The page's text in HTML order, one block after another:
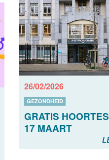
26/02/2026
GEZONDHEID
GRATIS
17 MAART